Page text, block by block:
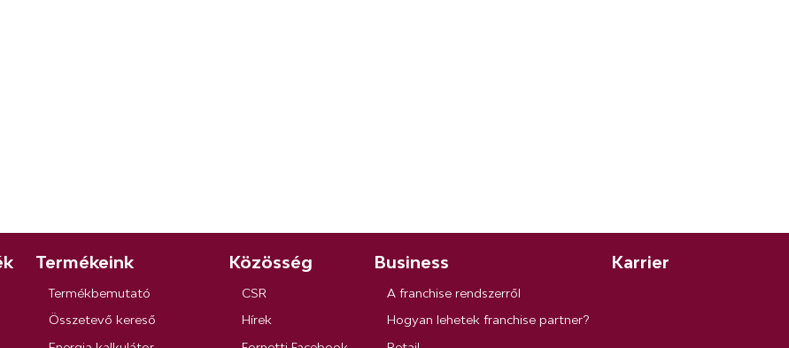
Termékeink
Termékbemutató
Összetevő kereső
Közösség
CSR
Hírek
Business
A franchise rendszerről
Hogyan lehetek franchise partner?
Karrier